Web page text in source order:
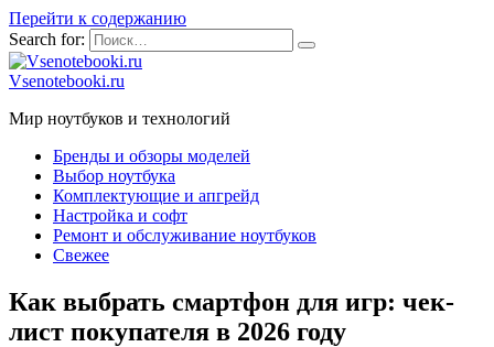
Перейти к содержанию
Search for:
Vsenotebooki.ru
Мир ноутбуков и технологий
Бренды и обзоры моделей
Выбор ноутбука
Комплектующие и апгрейд
Настройка и софт
Ремонт и обслуживание ноутбуков
Свежее
Как выбрать смартфон для игр: чек-
лист покупателя в 2026 году